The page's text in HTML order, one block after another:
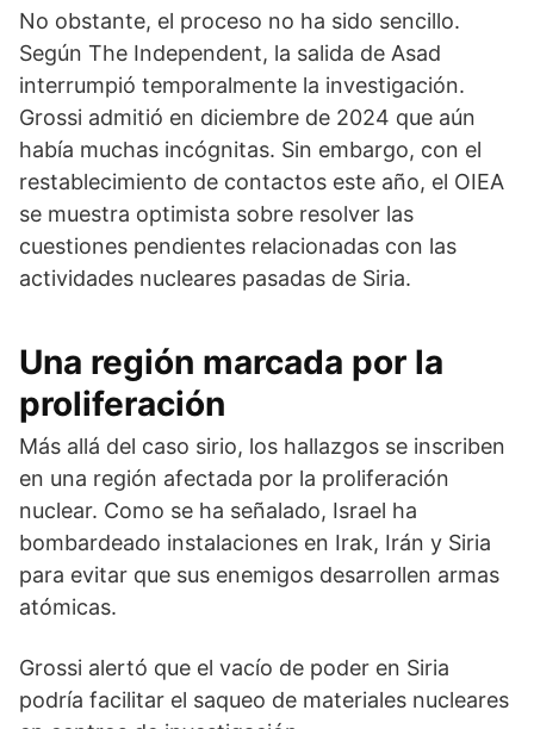
No obstante, el proceso no ha sido sencillo.
Según The Independent, la salida de Asad
interrumpió temporalmente la investigación.
Grossi admitió en diciembre de 2024 que aún
había muchas incógnitas. Sin embargo, con el
restablecimiento de contactos este año, el OIEA
se muestra optimista sobre resolver las
cuestiones pendientes relacionadas con las
actividades nucleares pasadas de Siria.
Una región marcada por la
proliferación
Más allá del caso sirio, los hallazgos se inscriben
en una región afectada por la proliferación
nuclear. Como se ha señalado, Israel ha
bombardeado instalaciones en Irak, Irán y Siria
para evitar que sus enemigos desarrollen armas
atómicas.
Grossi alertó que el vacío de poder en Siria
podría facilitar el saqueo de materiales nucleares